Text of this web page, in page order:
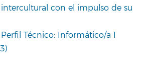
con el impulso de su
Técnico: Informático/a I